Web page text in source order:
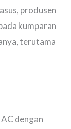
produsen
kumparan
terutama
dengan